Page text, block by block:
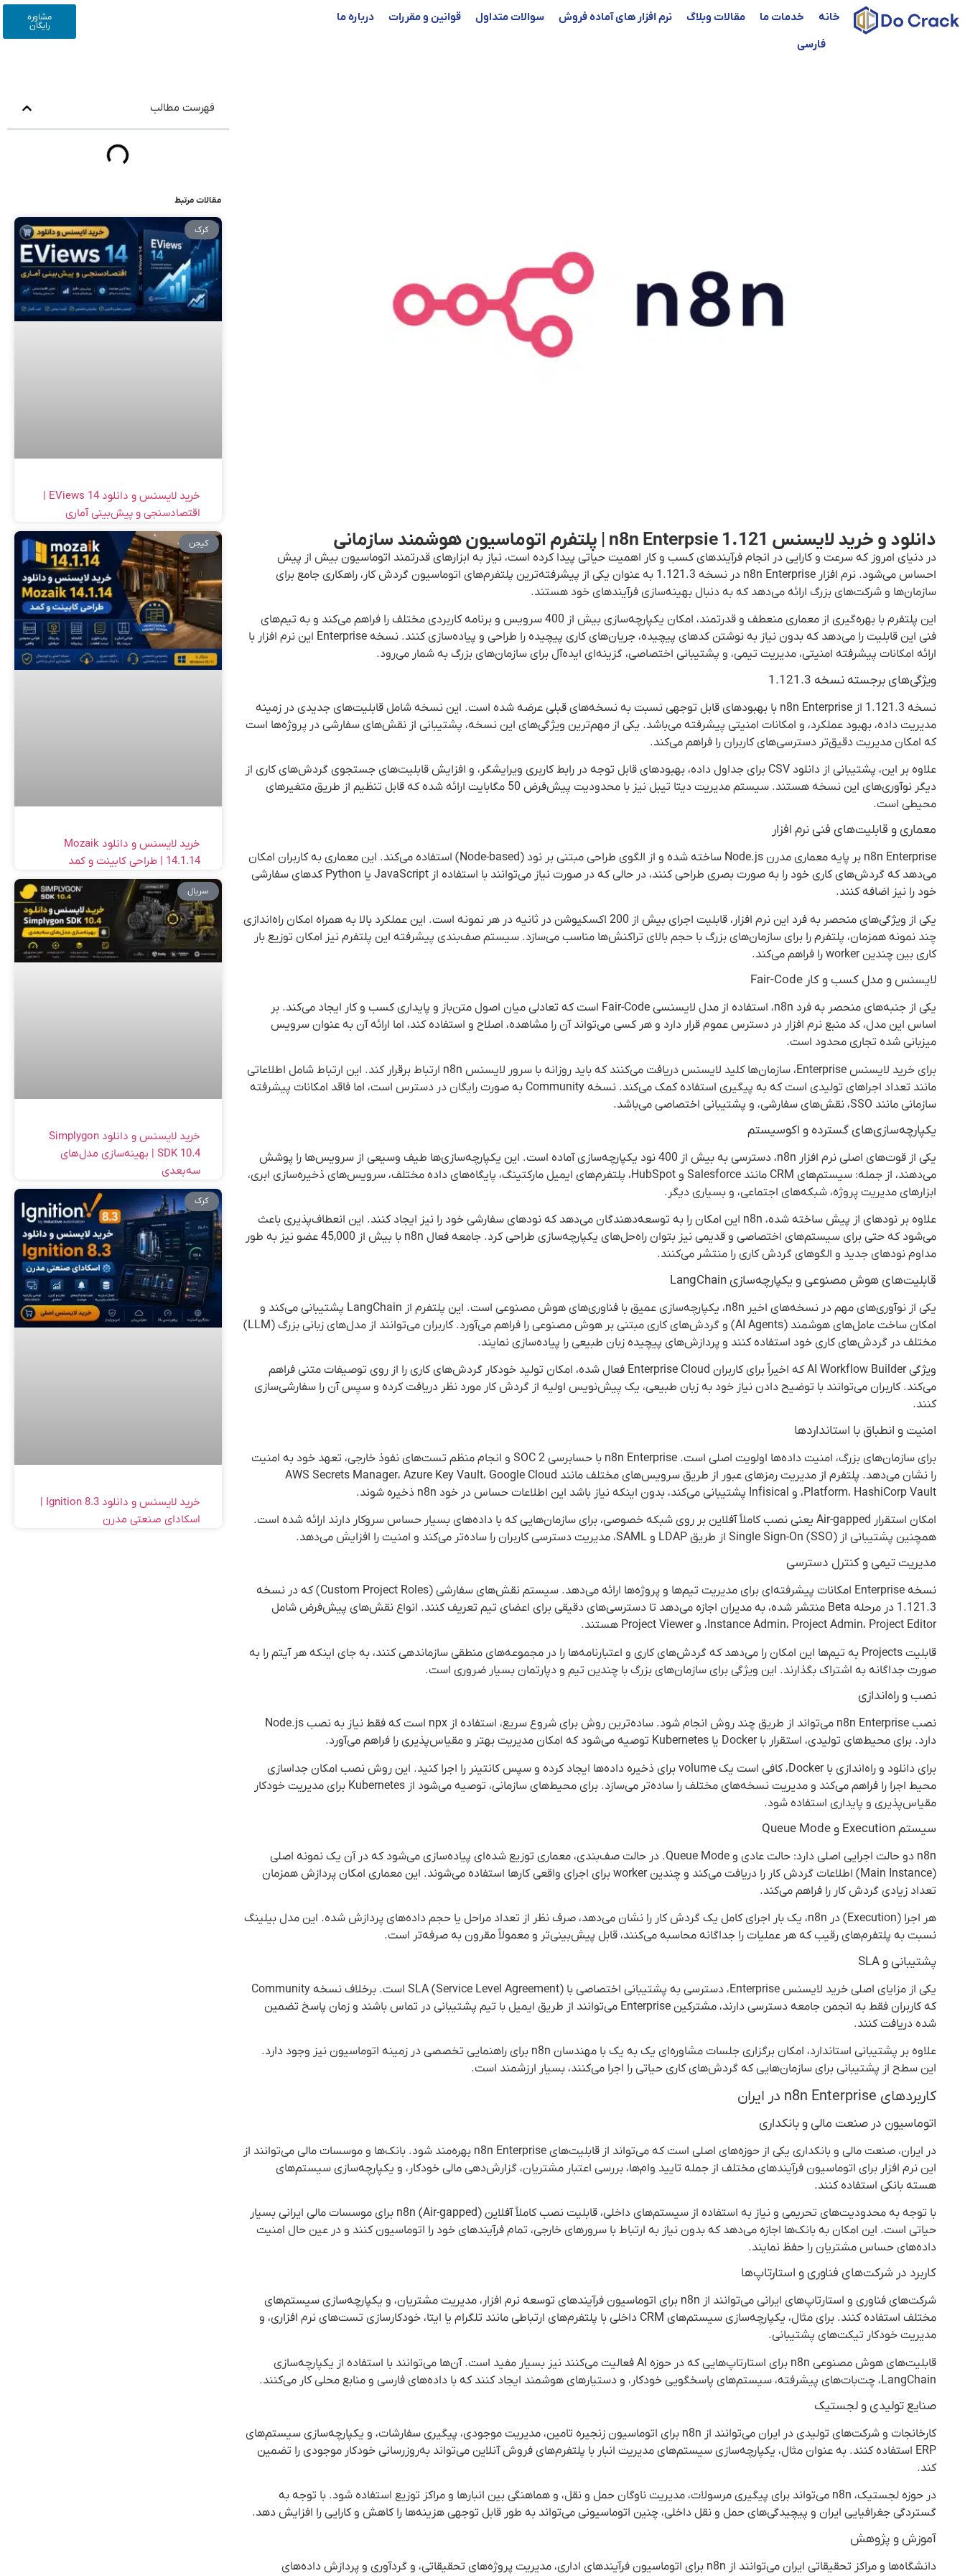
خانه خدمات ما مقالات وبلاگ نرم افزار های آماده فروش سوالات متداول قوانین و مقررات
درباره ما
فارسی
مشاوره
رایگان
دانلود و خرید لایسنس n8n Enterpsie 1.121 | پلتفرم اتوماسیون هوشمند سازمانی
در دنیای امروز که سرعت و کارایی در انجام فرآیندهای کسب و کار اهمیت حیاتی پیدا کرده است، نیاز به ابزارهای قدرتمند اتوماسیون بیش از پیش
احساس می‌شود. نرم افزار n8n Enterprise در نسخه 1.121.3 به عنوان یکی از پیشرفته‌ترین پلتفرم‌های اتوماسیون گردش کار، راهکاری جامع برای
سازمان‌ها و شرکت‌های بزرگ ارائه می‌دهد که به دنبال بهینه‌سازی فرآیندهای خود هستند.
این پلتفرم با بهره‌گیری از معماری منعطف و قدرتمند، امکان یکپارچه‌سازی بیش از 400 سرویس و برنامه کاربردی مختلف را فراهم می‌کند و به تیم‌های
فنی این قابلیت را می‌دهد که بدون نیاز به نوشتن کدهای پیچیده، جریان‌های کاری پیچیده را طراحی و پیاده‌سازی کنند. نسخه Enterprise این نرم افزار با
ارائه امکانات پیشرفته امنیتی، مدیریت تیمی، و پشتیبانی اختصاصی، گزینه‌ای ایده‌آل برای سازمان‌های بزرگ به شمار می‌رود.
ویژگی‌های برجسته نسخه 1.121.3
نسخه 1.121.3 از n8n Enterprise با بهبودهای قابل توجهی نسبت به نسخه‌های قبلی عرضه شده است. این نسخه شامل قابلیت‌های جدیدی در زمینه
مدیریت داده، بهبود عملکرد، و امکانات امنیتی پیشرفته می‌باشد. یکی از مهم‌ترین ویژگی‌های این نسخه، پشتیبانی از نقش‌های سفارشی در پروژه‌ها است
که امکان مدیریت دقیق‌تر دسترسی‌های کاربران را فراهم می‌کند.
علاوه بر این، پشتیبانی از دانلود CSV برای جداول داده، بهبودهای قابل توجه در رابط کاربری ویرایشگر، و افزایش قابلیت‌های جستجوی گردش‌های کاری از
دیگر نوآوری‌های این نسخه هستند. سیستم مدیریت دیتا تیبل نیز با محدودیت پیش‌فرض 50 مگابایت ارائه شده که قابل تنظیم از طریق متغیرهای
محیطی است.
معماری و قابلیت‌های فنی نرم افزار
n8n Enterprise بر پایه معماری مدرن Node.js ساخته شده و از الگوی طراحی مبتنی بر نود (Node-based) استفاده می‌کند. این معماری به کاربران امکان
می‌دهد که گردش‌های کاری خود را به صورت بصری طراحی کنند، در حالی که در صورت نیاز می‌توانند با استفاده از JavaScript یا Python کدهای سفارشی
خود را نیز اضافه کنند.
یکی از ویژگی‌های منحصر به فرد این نرم افزار، قابلیت اجرای بیش از 200 اکسکیوشن در ثانیه در هر نمونه است. این عملکرد بالا به همراه امکان راه‌اندازی
چند نمونه همزمان، پلتفرم را برای سازمان‌های بزرگ با حجم بالای تراکنش‌ها مناسب می‌سازد. سیستم صف‌بندی پیشرفته این پلتفرم نیز امکان توزیع بار
کاری بین چندین worker را فراهم می‌کند.
لایسنس و مدل کسب و کار Fair-Code
یکی از جنبه‌های منحصر به فرد n8n، استفاده از مدل لایسنسی Fair-Code است که تعادلی میان اصول متن‌باز و پایداری کسب و کار ایجاد می‌کند. بر
اساس این مدل، کد منبع نرم افزار در دسترس عموم قرار دارد و هر کسی می‌تواند آن را مشاهده، اصلاح و استفاده کند، اما ارائه آن به عنوان سرویس
میزبانی شده تجاری محدود است.
برای خرید لایسنس Enterprise، سازمان‌ها کلید لایسنس دریافت می‌کنند که باید روزانه با سرور لایسنس n8n ارتباط برقرار کند. این ارتباط شامل اطلاعاتی
مانند تعداد اجراهای تولیدی است که به پیگیری استفاده کمک می‌کند. نسخه Community به صورت رایگان در دسترس است، اما فاقد امکانات پیشرفته
سازمانی مانند SSO، نقش‌های سفارشی، و پشتیبانی اختصاصی می‌باشد.
یکپارچه‌سازی‌های گسترده و اکوسیستم
یکی از قوت‌های اصلی نرم افزار n8n، دسترسی به بیش از 400 نود یکپارچه‌سازی آماده است. این یکپارچه‌سازی‌ها طیف وسیعی از سرویس‌ها را پوشش
می‌دهند، از جمله: سیستم‌های CRM مانند Salesforce و HubSpot، پلتفرم‌های ایمیل مارکتینگ، پایگاه‌های داده مختلف، سرویس‌های ذخیره‌سازی ابری،
ابزارهای مدیریت پروژه، شبکه‌های اجتماعی، و بسیاری دیگر.
علاوه بر نودهای از پیش ساخته شده، n8n این امکان را به توسعه‌دهندگان می‌دهد که نودهای سفارشی خود را نیز ایجاد کنند. این انعطاف‌پذیری باعث
می‌شود که حتی برای سیستم‌های اختصاصی و قدیمی نیز بتوان راه‌حل‌های یکپارچه‌سازی طراحی کرد. جامعه فعال n8n با بیش از 45,000 عضو نیز به طور
مداوم نودهای جدید و الگوهای گردش کاری را منتشر می‌کنند.
قابلیت‌های هوش مصنوعی و یکپارچه‌سازی LangChain
یکی از نوآوری‌های مهم در نسخه‌های اخیر n8n، یکپارچه‌سازی عمیق با فناوری‌های هوش مصنوعی است. این پلتفرم از LangChain پشتیبانی می‌کند و
امکان ساخت عامل‌های هوشمند (AI Agents) و گردش‌های کاری مبتنی بر هوش مصنوعی را فراهم می‌آورد. کاربران می‌توانند از مدل‌های زبانی بزرگ (LLM)
مختلف در گردش‌های کاری خود استفاده کنند و پردازش‌های پیچیده زبان طبیعی را پیاده‌سازی نمایند.
ویژگی AI Workflow Builder که اخیراً برای کاربران Enterprise Cloud فعال شده، امکان تولید خودکار گردش‌های کاری را از روی توصیفات متنی فراهم
می‌کند. کاربران می‌توانند با توضیح دادن نیاز خود به زبان طبیعی، یک پیش‌نویس اولیه از گردش کار مورد نظر دریافت کرده و سپس آن را سفارشی‌سازی
کنند.
امنیت و انطباق با استانداردها
برای سازمان‌های بزرگ، امنیت داده‌ها اولویت اصلی است. n8n Enterprise با حسابرسی SOC 2 و انجام منظم تست‌های نفوذ خارجی، تعهد خود به امنیت
را نشان می‌دهد. پلتفرم از مدیریت رمزهای عبور از طریق سرویس‌های مختلف مانند AWS Secrets Manager، Azure Key Vault، Google Cloud
Platform، HashiCorp Vault، و Infisical پشتیبانی می‌کند، بدون اینکه نیاز باشد این اطلاعات حساس در خود n8n ذخیره شوند.
امکان استقرار Air-gapped یعنی نصب کاملاً آفلاین بر روی شبکه خصوصی، برای سازمان‌هایی که با داده‌های بسیار حساس سروکار دارند ارائه شده است.
همچنین پشتیبانی از Single Sign-On (SSO) از طریق LDAP و SAML، مدیریت دسترسی کاربران را ساده‌تر می‌کند و امنیت را افزایش می‌دهد.
مدیریت تیمی و کنترل دسترسی
نسخه Enterprise امکانات پیشرفته‌ای برای مدیریت تیم‌ها و پروژه‌ها ارائه می‌دهد. سیستم نقش‌های سفارشی (Custom Project Roles) که در نسخه
1.121.3 در مرحله Beta منتشر شده، به مدیران اجازه می‌دهد تا دسترسی‌های دقیقی برای اعضای تیم تعریف کنند. انواع نقش‌های پیش‌فرض شامل
Instance Admin، Project Admin، Project Editor، و Project Viewer هستند.
قابلیت Projects به تیم‌ها این امکان را می‌دهد که گردش‌های کاری و اعتبارنامه‌ها را در مجموعه‌های منطقی سازماندهی کنند، به جای اینکه هر آیتم را به
صورت جداگانه به اشتراک بگذارند. این ویژگی برای سازمان‌های بزرگ با چندین تیم و دپارتمان بسیار ضروری است.
نصب و راه‌اندازی
نصب n8n Enterprise می‌تواند از طریق چند روش انجام شود. ساده‌ترین روش برای شروع سریع، استفاده از npx است که فقط نیاز به نصب Node.js
دارد. برای محیط‌های تولیدی، استقرار با Docker یا Kubernetes توصیه می‌شود که امکان مدیریت بهتر و مقیاس‌پذیری را فراهم می‌آورد.
برای دانلود و راه‌اندازی با Docker، کافی است یک volume برای ذخیره داده‌ها ایجاد کرده و سپس کانتینر را اجرا کنید. این روش نصب امکان جداسازی
محیط اجرا را فراهم می‌کند و مدیریت نسخه‌های مختلف را ساده‌تر می‌سازد. برای محیط‌های سازمانی، توصیه می‌شود از Kubernetes برای مدیریت خودکار
مقیاس‌پذیری و پایداری استفاده شود.
سیستم Execution و Queue Mode
n8n دو حالت اجرایی اصلی دارد: حالت عادی و Queue Mode. در حالت صف‌بندی، معماری توزیع شده‌ای پیاده‌سازی می‌شود که در آن یک نمونه اصلی
(Main Instance) اطلاعات گردش کار را دریافت می‌کند و چندین worker برای اجرای واقعی کارها استفاده می‌شوند. این معماری امکان پردازش همزمان
تعداد زیادی گردش کار را فراهم می‌کند.
هر اجرا (Execution) در n8n، یک بار اجرای کامل یک گردش کار را نشان می‌دهد، صرف نظر از تعداد مراحل یا حجم داده‌های پردازش شده. این مدل بیلینگ
نسبت به پلتفرم‌های رقیب که هر عملیات را جداگانه محاسبه می‌کنند، قابل پیش‌بینی‌تر و معمولاً مقرون به صرفه‌تر است.
پشتیبانی و SLA
یکی از مزایای اصلی خرید لایسنس Enterprise، دسترسی به پشتیبانی اختصاصی با SLA (Service Level Agreement) است. برخلاف نسخه Community
که کاربران فقط به انجمن جامعه دسترسی دارند، مشترکین Enterprise می‌توانند از طریق ایمیل با تیم پشتیبانی در تماس باشند و زمان پاسخ تضمین
شده دریافت کنند.
علاوه بر پشتیبانی استاندارد، امکان برگزاری جلسات مشاوره‌ای یک به یک با مهندسان n8n برای راهنمایی تخصصی در زمینه اتوماسیون نیز وجود دارد.
این سطح از پشتیبانی برای سازمان‌هایی که گردش‌های کاری حیاتی را اجرا می‌کنند، بسیار ارزشمند است.
کاربردهای n8n Enterprise در ایران
اتوماسیون در صنعت مالی و بانکداری
در ایران، صنعت مالی و بانکداری یکی از حوزه‌های اصلی است که می‌تواند از قابلیت‌های n8n Enterprise بهره‌مند شود. بانک‌ها و موسسات مالی می‌توانند از
این نرم افزار برای اتوماسیون فرآیندهای مختلف از جمله تایید وام‌ها، بررسی اعتبار مشتریان، گزارش‌دهی مالی خودکار، و یکپارچه‌سازی سیستم‌های
هسته بانکی استفاده کنند.
با توجه به محدودیت‌های تحریمی و نیاز به استفاده از سیستم‌های داخلی، قابلیت نصب کاملاً آفلاین (Air-gapped) n8n برای موسسات مالی ایرانی بسیار
حیاتی است. این امکان به بانک‌ها اجازه می‌دهد که بدون نیاز به ارتباط با سرورهای خارجی، تمام فرآیندهای خود را اتوماسیون کنند و در عین حال امنیت
داده‌های حساس مشتریان را حفظ نمایند.
کاربرد در شرکت‌های فناوری و استارتاپ‌ها
شرکت‌های فناوری و استارتاپ‌های ایرانی می‌توانند از n8n برای اتوماسیون فرآیندهای توسعه نرم افزار، مدیریت مشتریان، و یکپارچه‌سازی سیستم‌های
مختلف استفاده کنند. برای مثال، یکپارچه‌سازی سیستم‌های CRM داخلی با پلتفرم‌های ارتباطی مانند تلگرام یا ایتا، خودکارسازی تست‌های نرم افزاری، و
مدیریت خودکار تیکت‌های پشتیبانی.
قابلیت‌های هوش مصنوعی n8n برای استارتاپ‌هایی که در حوزه AI فعالیت می‌کنند نیز بسیار مفید است. آن‌ها می‌توانند با استفاده از یکپارچه‌سازی
LangChain، چت‌بات‌های پیشرفته، سیستم‌های پاسخگویی خودکار، و دستیارهای هوشمند ایجاد کنند که با داده‌های فارسی و منابع محلی کار می‌کنند.
صنایع تولیدی و لجستیک
کارخانجات و شرکت‌های تولیدی در ایران می‌توانند از n8n برای اتوماسیون زنجیره تامین، مدیریت موجودی، پیگیری سفارشات، و یکپارچه‌سازی سیستم‌های
ERP استفاده کنند. به عنوان مثال، یکپارچه‌سازی سیستم‌های مدیریت انبار با پلتفرم‌های فروش آنلاین می‌تواند به‌روزرسانی خودکار موجودی را تضمین
کند.
در حوزه لجستیک، n8n می‌تواند برای پیگیری مرسولات، مدیریت ناوگان حمل و نقل، و هماهنگی بین انبارها و مراکز توزیع استفاده شود. با توجه به
گستردگی جغرافیایی ایران و پیچیدگی‌های حمل و نقل داخلی، چنین اتوماسیونی می‌تواند به طور قابل توجهی هزینه‌ها را کاهش و کارایی را افزایش دهد.
آموزش و پژوهش
دانشگاه‌ها و مراکز تحقیقاتی ایران می‌توانند از n8n برای اتوماسیون فرآیندهای اداری، مدیریت پروژه‌های تحقیقاتی، و گردآوری و پردازش داده‌های
فهرست مطالب
مقالات مرتبط
کرک
خرید لایسنس و دانلود EViews 14 |
اقتصادسنجی و پیش‌بینی آماری
کیجن
خرید لایسنس و دانلود Mozaik
14.1.14 | طراحی کابینت و کمد
سریال
خرید لایسنس و دانلود Simplygon
SDK 10.4 | بهینه‌سازی مدل‌های
سه‌بعدی
کرک
خرید لایسنس و دانلود Ignition 8.3 |
اسکادای صنعتی مدرن